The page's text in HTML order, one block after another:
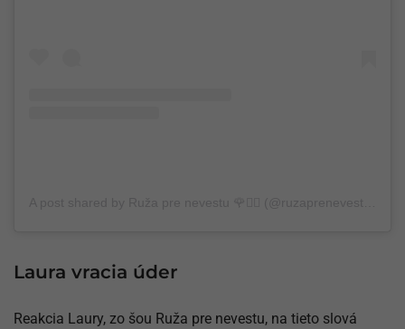
Laura vracia úder
Reakcia Laury, zo šou Ruža pre nevestu, na tieto slová